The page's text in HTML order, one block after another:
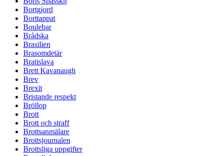
Bortgjord
Borttappat
Boulebar
Brådska
Brasilien
Brasomdetär
Bratislava
Brett Kavanaugh
Brev
Brexit
Bristande respekt
Bröllop
Brott
Brott och straff
Brottsanmälare
Brottsjournalen
Brottsliga uppgifter